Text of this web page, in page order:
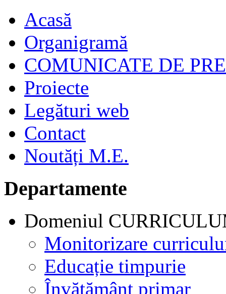
Acasă
Organigramă
COMUNICATE DE
Proiecte
Legături web
Contact
Noutăți M.E.
Departamente
Domeniul
Monitorizare
Educație timpurie
Învățământ primar